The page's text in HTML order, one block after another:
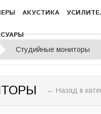
АКУСТИКА
Студийные мониторы
← Назад в